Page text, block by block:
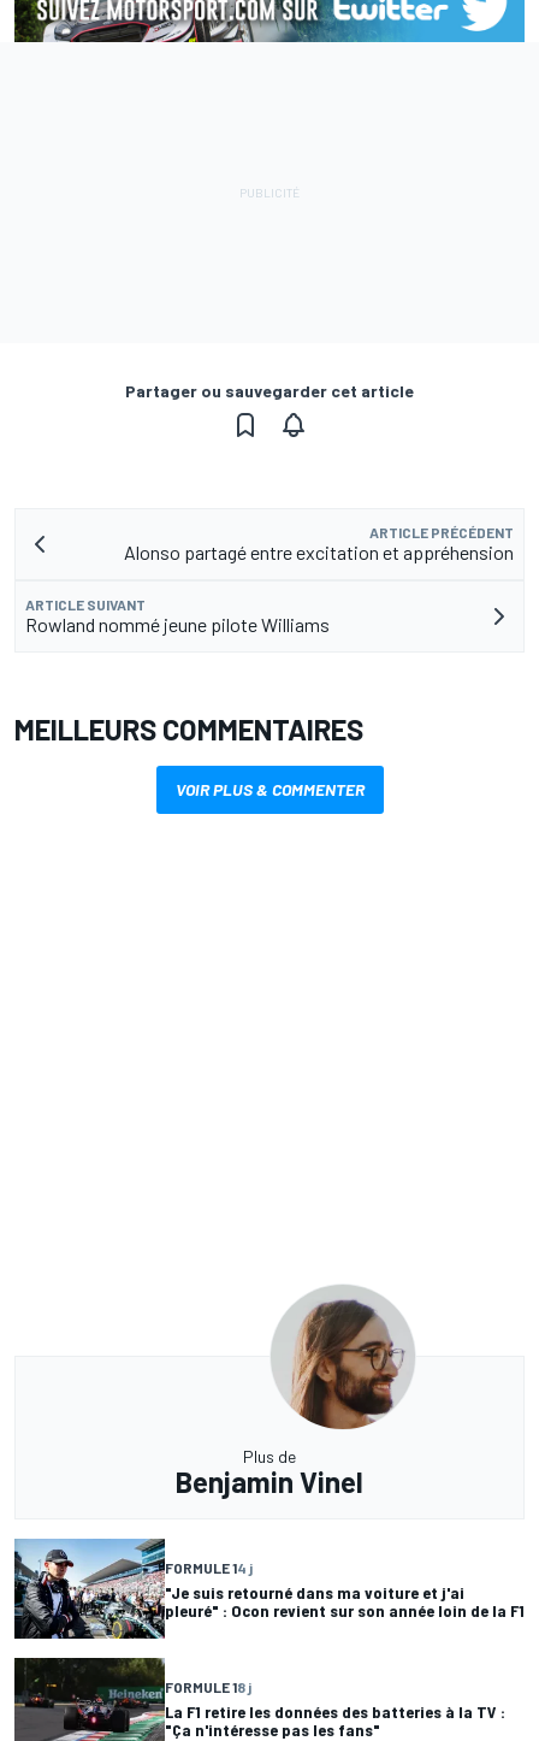
Partager ou sauvegarder cet article
ARTICLE PRÉCÉDENT
Alonso partagé entre excitation et appréhension
ARTICLE SUIVANT
Rowland nommé jeune pilote Williams
MEILLEURS COMMENTAIRES
VOIR PLUS & COMMENTER
Plus de
Benjamin Vinel
FORMULE 14 j
"Je suis retourné dans ma voiture et j'ai
pleuré" : Ocon revient sur son année loin de la F1
FORMULE 18 j
La F1 retire les données des batteries à la TV :
"Ça n'intéresse pas les fans"